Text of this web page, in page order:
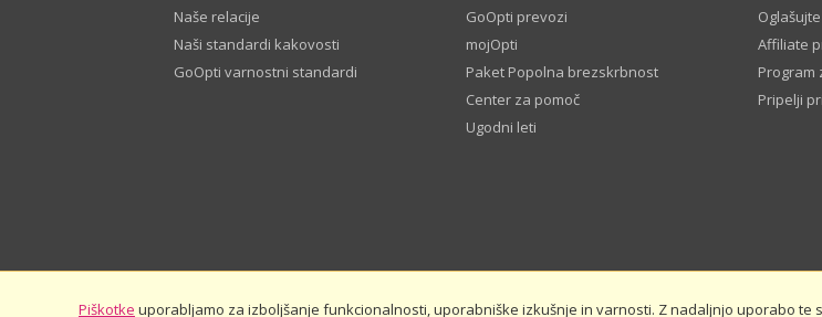
Piškotke uporabljamo za izboljšanje funkcionalnosti, uporabniške izkušnje in varnosti. Z nadaljnjo uporabo
Naše relacije
Naši standardi kakovosti
GoOpti varnostni standardi
GoOpti prevozi
mojOpti
Paket Popolna brezskrbnost
Center za pomoč
Ugodni leti
Affiliate
Program
Pripelji